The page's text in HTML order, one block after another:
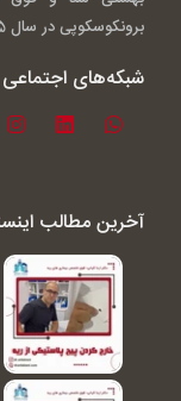
برونکوسکوپی در سال 1385 دریافت کرد.
شبکه‌های
آخرین مطالب